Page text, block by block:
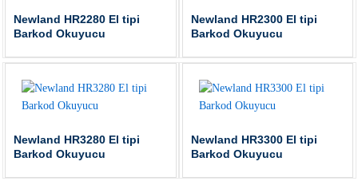
Newland HR2280 El tipi
Barkod Okuyucu
Newland HR2300 El tipi
Barkod Okuyucu
Newland HR3280 El tipi
Barkod Okuyucu
Newland HR3300 El tipi
Barkod Okuyucu